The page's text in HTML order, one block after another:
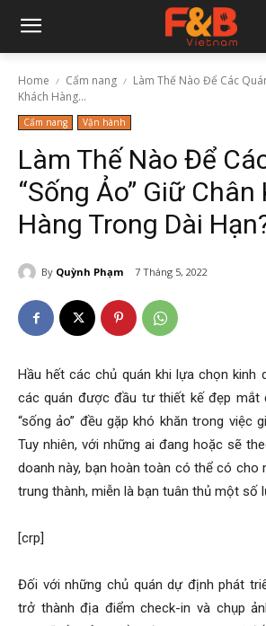
Home Cẩm nang
Làm Thế Nào Để Các
Khách Hàng...
Cẩm nang Vận hành
Làm Thế Nào Để
“Sống Ảo” Giữ Chân
Hàng Trong Dài
By Quỳnh Phạm 7 Tháng 5, 2022
Hầu hết các chủ quán khi lựa chọn kinh
các quán được đầu tư thiết kế đẹp mắt
“sống ảo” đều gặp khó khăn trong việc
Tuy nhiên, với những ai đang hoặc sẽ
doanh này, bạn hoàn toàn có thể có cho
trung thành, miễn là bạn tuân thủ một số
[crp]
Đối với những chủ quán dự định phát
trở thành địa điểm check-in và chụp